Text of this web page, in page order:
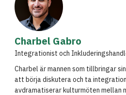
Charbel Gabro
Integrationist och
Charbel är mannen som tillbringar
att börja diskutera och ta
avdramatiserar kulturmöten mellan